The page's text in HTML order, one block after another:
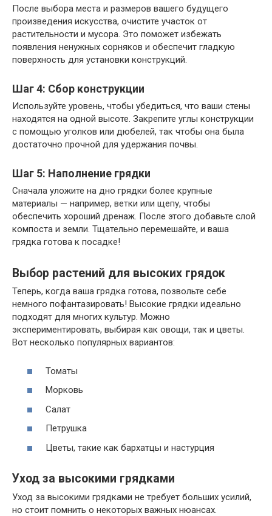
После выбора места и размеров вашего будущего
произведения искусства, очистите участок от
растительности и мусора. Это поможет избежать
появления ненужных сорняков и обеспечит гладкую
поверхность для установки конструкций.
Шаг 4: Сбор конструкции
Используйте уровень, чтобы убедиться, что ваши стены
находятся на одной высоте. Закрепите углы конструкции
с помощью уголков или дюбелей, так чтобы она была
достаточно прочной для удержания почвы.
Шаг 5: Наполнение грядки
Сначала уложите на дно грядки более крупные
материалы — например, ветки или щепу, чтобы
обеспечить хороший дренаж. После этого добавьте слой
компоста и земли. Тщательно перемешайте, и ваша
грядка готова к посадке!
Выбор растений для высоких грядок
Теперь, когда ваша грядка готова, позвольте себе
немного пофантазировать! Высокие грядки идеально
подходят для многих культур. Можно
экспериментировать, выбирая как овощи, так и цветы.
Вот несколько популярных вариантов:
Томаты
Морковь
Салат
Петрушка
Цветы, такие как бархатцы и настурция
Уход за высокими грядками
Уход за высокими грядками не требует больших усилий,
но стоит помнить о некоторых важных нюансах.